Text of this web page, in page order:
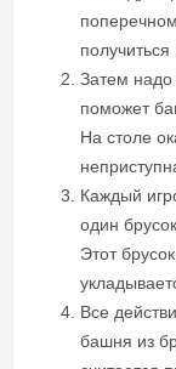
получиться
Затем надо
поможет
На столе
Каждый
один
Этот
Все
башня из